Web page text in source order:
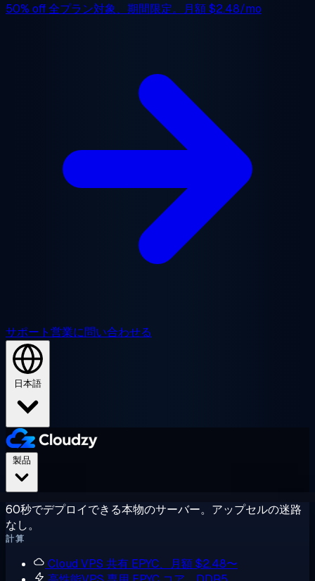
50% off全プラン対象、期間限定。月額$2.48/mo
サポート営業に問い合わせる
日本語
60秒でデプロイできる本物のサーバー。アップセルの迷路
なし。
計算
Cloud VPS 共有 EPYC、月額 $2.48〜